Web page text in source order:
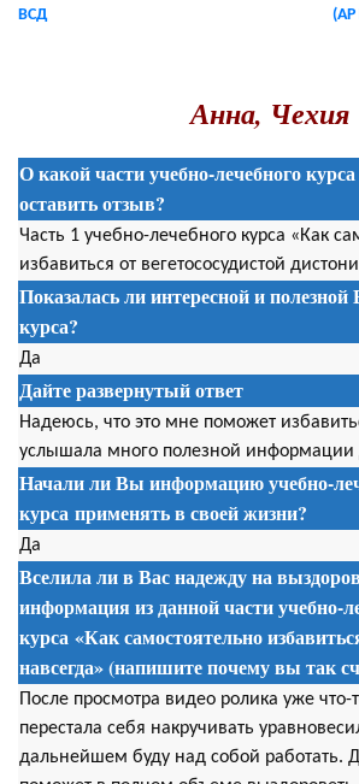
ВСД
(АР
Анна, Чехия
О какой части учебно-лечебного
оставить отзыв?
Часть 1 учебно-лечебного курса «Как
избавиться от вегетососудистой
Показалась ли интересной и полезной
курса?
Да
Дайте развернутый ответ
Надеюсь, что это мне поможет
услышала много полезной информации
Начали ли Вы информацию учебно-
курса применять в своей жизни?
Да
Вселила ли в Вас надежду на
информация из данной части учебно-
курса «Как самостоятельно
навсегда» (напишите почему вы так
После просмотра видео ролика уже что-
перестала себя накручивать
дальнейшем буду над собой работать.